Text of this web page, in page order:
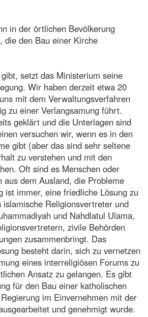
in der örtlichen Bevölkerung
die den Bau einer Kirche
setzt das Ministerium seine
Wir haben derzeit etwa 20
mit dem Verwaltungsverfahren
zu einer Verlangsamung führt.
geklärt und die Unterlagen sind
versuchen wir, wenn es in den
gibt (aber das sind sehr seltene
zu verstehen und mit den
Oft sind es Menschen oder
aus dem Ausland, die Probleme
ist immer, eine friedliche Lösung zu
islamische Religionsvertreter und
und Nahdlatul Ulama,
zivile Behörden
zusammenbringt. Das
besteht darin, sich zu vernetzen
eines interreligiösen Forums zu
Ansatz zu gelangen. Es gibt
für den Bau einer katholischen
im Einvernehmen mit der
und genehmigt wurde.